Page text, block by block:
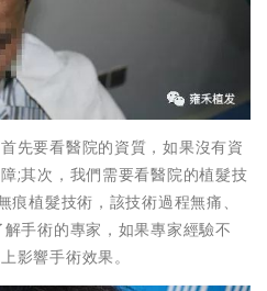
先要看醫院的資質，如果沒有資
;其次，我們需要看醫院的植髮技
痕植髮技術，該技術過程無痛、
手術的專家，如果專家經驗不
影響手術效果。